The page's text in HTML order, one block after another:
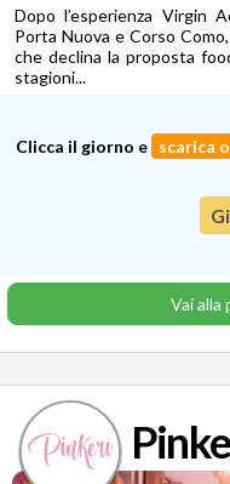
Dopo l’esperienza Virgin
Porta Nuova e Corso
che declina la proposta
stagioni...
Clicca il giorno e scarica
Gi
Vai alla